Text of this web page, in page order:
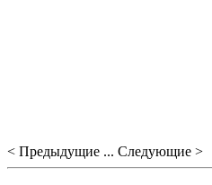
< Предыдущие ... Следующие >